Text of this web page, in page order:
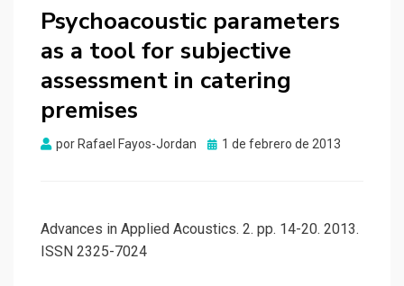
Psychoacoustic parameters
as a tool for subjective
assessment in catering
premises
por Rafael Fayos-Jordan
Publicado
1 de febrero de 2013
Advances in Applied Acoustics. 2. pp. 14-20. 2013.
ISSN 2325-7024